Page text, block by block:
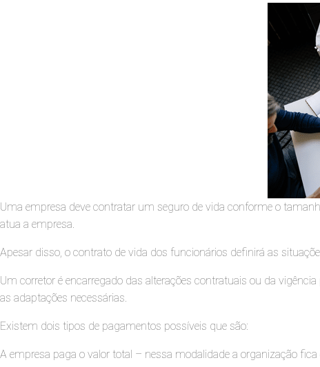
Uma empresa deve contratar um seguro de vida conforme o
atua a empresa.
Apesar disso, o contrato de vida dos funcionários definirá as
Um corretor é encarregado das alterações contratuais ou da
as adaptações necessárias.
Existem dois tipos de pagamentos possíveis que são:
A empresa paga o valor total – nessa modalidade a organização